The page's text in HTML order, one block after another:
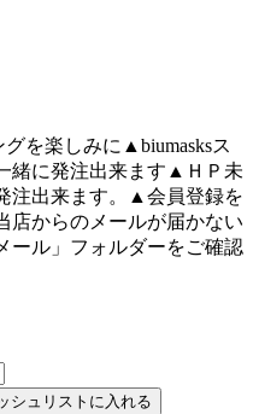
を楽しみに▲biumasksス
緒に発注出来ます▲ＨＰ未
注出来ます。▲会員登録を
からのメールが届かない
ール」フォルダーをご確認
シュリストに入れる